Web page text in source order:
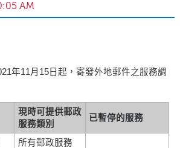
AM
年11月15日起，寄發外地郵件之服務調
現時可提供郵政
服務類別
已暫停的服務
所有郵政服務